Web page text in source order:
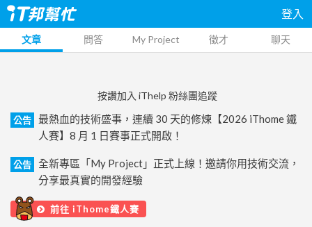
登入
文章 問答 My Project 徵才 聊天
按讚加入 iThelp 粉絲團追蹤
公告
最熱血的技術盛事，連續 30 天的修煉【2026 iThome 鐵
人賽】8 月 1 日賽事正式開啟！
公告
全新專區「My Project」正式上線！邀請你用技術交流，
分享最真實的開發經驗
前往 iThome鐵人賽